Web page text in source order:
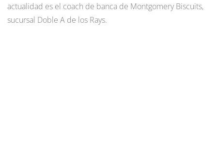
actualidad es el coach de banca de Montgomery Biscuits,
sucursal Doble A de los Rays.